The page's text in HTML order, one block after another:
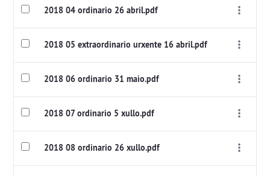
2018 04 ordinario 26 abril.pdf
2018 05 extraordinario urxente 16 abril.pdf
2018 06 ordinario 31 maio.pdf
2018 07 ordinario 5 xullo.pdf
2018 08 ordinario 26 xullo.pdf